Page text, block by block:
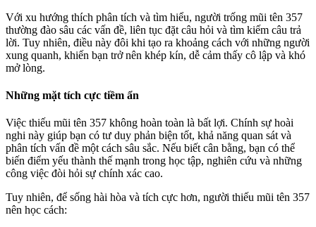
Với xu hướng thích phân tích và tìm hiểu, người trống mũi tên 357
thường đào sâu các vấn đề, liên tục đặt câu hỏi và tìm kiếm câu trả
lời. Tuy nhiên, điều này đôi khi tạo ra khoảng cách với những người
xung quanh, khiến bạn trở nên khép kín, dễ cảm thấy cô lập và khó
mở lòng.
Những mặt tích cực tiềm ẩn
Việc thiếu mũi tên 357 không hoàn toàn là bất lợi. Chính sự hoài
nghi này giúp bạn có tư duy phản biện tốt, khả năng quan sát và
phân tích vấn đề một cách sâu sắc. Nếu biết cân bằng, bạn có thể
biến điểm yếu thành thế mạnh trong học tập, nghiên cứu và những
công việc đòi hỏi sự chính xác cao.
Tuy nhiên, để sống hài hòa và tích cực hơn, người thiếu mũi tên 357
nên học cách: